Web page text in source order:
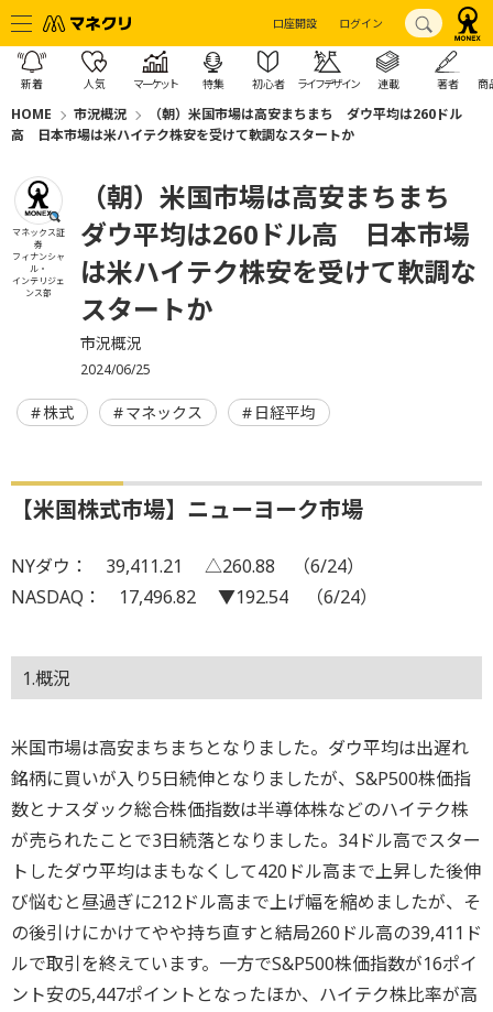
口座開設 ログイン
新着 人気 マーケット 特集 初心者 ライフデザイン 連載 著者 商
HOME 市況概況
（朝）米国市場は高安まちまち ダウ平均は260ドル
高 日本市場は米ハイテク株安を受けて軟調なスタートか
マネックス証
券
フィナンシャ
ル・
インテリジェ
ンス部
（朝）米国市場は高安まちまち
ダウ平均は260ドル高 日本市場
は米ハイテク株安を受けて軟調な
スタートか
市況概況
2024/06/25
株式 マネックス 日経平均
【米国株式市場】ニューヨーク市場
NYダウ： 39,411.21 △260.88 （6/24）
NASDAQ： 17,496.82 ▼192.54 （6/24）
1.概況
米国市場は高安まちまちとなりました。ダウ平均は出遅れ
銘柄に買いが入り5日続伸となりましたが、S&P500株価指
数とナスダック総合株価指数は半導体株などのハイテク株
が売られたことで3日続落となりました。34ドル高でスター
トしたダウ平均はまもなくして420ドル高まで上昇した後伸
び悩むと昼過ぎに212ドル高まで上げ幅を縮めましたが、そ
の後引けにかけてやや持ち直すと結局260ドル高の39,411ド
ルで取引を終えています。一方でS&P500株価指数が16ポイ
ント安の5,447ポイントとなったほか、ハイテク株比率が高